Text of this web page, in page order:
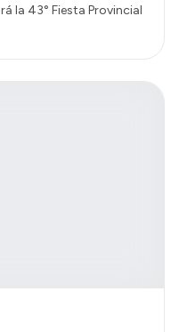
la 43° Fiesta Provincial